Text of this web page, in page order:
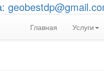
Главная Услуги